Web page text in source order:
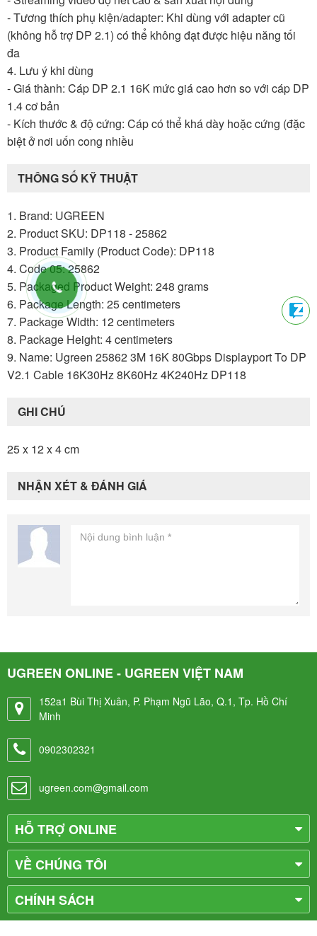
- Tương thích phụ kiện/adapter: Khi dùng với adapter cũ
(không hỗ trợ DP 2.1) có thể không đạt được hiệu năng tối
đa
4. Lưu ý khi dùng
- Giá thành: Cáp DP 2.1 16K mức giá cao hơn so với cáp DP
1.4 cơ bản
- Kích thước & độ cứng: Cáp có thể khá dày hoặc cứng (đặc
biệt ở nơi uốn cong nhiều
THÔNG SỐ KỸ THUẬT
1. Brand: UGREEN
2. Product SKU: DP118 - 25862
3. Product Family (Product Code): DP118
4. Code 05: 25862
5. Packaged Product Weight: 248 grams
6. Package Length: 25 centimeters
7. Package Width: 12 centimeters
8. Package Height: 4 centimeters
9. Name: Ugreen 25862 3M 16K 80Gbps Displayport To DP
V2.1 Cable 16K30Hz 8K60Hz 4K240Hz DP118
GHI CHÚ
25 x 12 x 4 cm
NHẬN XÉT & ĐÁNH GIÁ
UGREEN ONLINE - UGREEN VIỆT NAM
152a1 Bùi Thị Xuân, P. Phạm Ngũ Lão, Q.1, Tp. Hồ Chí
Minh
0902302321
ugreen.com@gmail.com
HỖ TRỢ ONLINE
VỀ CHÚNG TÔI
CHÍNH SÁCH